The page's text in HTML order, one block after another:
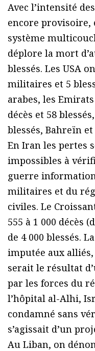
Avec l’intensité
encore provisoire,
système
déplore la mort
blessés. Les USA
militaires et 5
arabes, les
décès et 58
blessés, Bahreïn
En Iran les pertes
impossibles à
guerre
militaires et du
civiles. Le
555 à 1 000 décès
de 4 000 blessés.
imputée aux alliés,
serait le résultat
par les forces du
l’hôpital al-Alhi,
condamné sans
s’agissait d’un
Au Liban, on